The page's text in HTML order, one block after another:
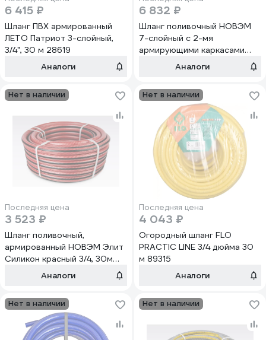
6 415 ₽
Шланг ПВХ армированный
ЛЕТО Патриот 3-слойный,
3/4", 30 м 28619
Аналоги
6 832 ₽
Шланг поливочный НОВЭМ
7-слойный с 2-мя
армирующими каркасами
FORTUNA 3/4" 30 м
Аналоги
Нет в наличии
Последняя цена
3 523 ₽
Шланг поливочный,
армированный НОВЭМ Элит
Силикон красный 3/4, 30м
Элит_силикон_красный_3/4_30м
Аналоги
Нет в наличии
Последняя цена
4 043 ₽
Огородный шланг FLO
PRACTIC LINE 3/4 дюйма 30
м 89315
Аналоги
Нет в наличии Нет в наличии